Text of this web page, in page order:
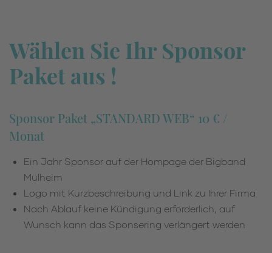
Wählen Sie Ihr Sponsor
Paket aus !
Sponsor Paket „STANDARD WEB“ 10 € /
Monat
Ein Jahr Sponsor auf der Hompage der Bigband
Mülheim
Logo mit Kurzbeschreibung und Link zu Ihrer Firma
Nach Ablauf keine Kündigung erforderlich, auf
Wunsch kann das Sponsering verlängert werden